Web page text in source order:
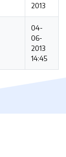
2013
04-
06-
2013
14:45